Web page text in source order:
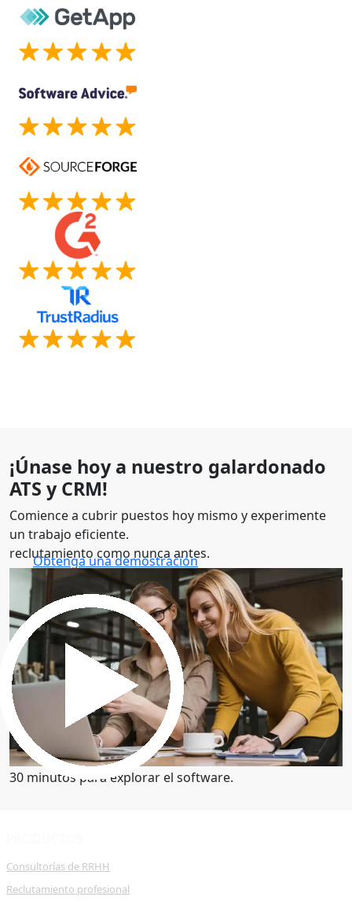
¡Únase hoy a nuestro galardonado
ATS y CRM!
Comience a cubrir puestos hoy mismo y experimente
un trabajo eficiente.
reclutamiento como nunca antes.
Obtenga una demostración
30 minutos para explorar el software.
Obtenga una demostración
30 minutos para explorar el software.
Consultorías de RRHH
Reclutamiento profesional